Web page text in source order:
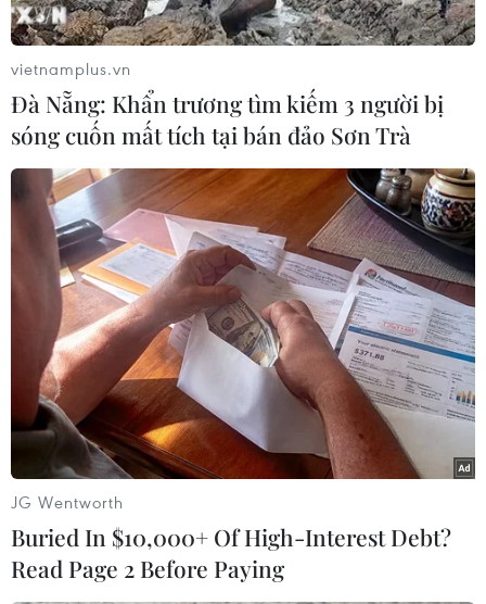
Đan Mạch - Bồ Đào Nha
Na Uy - Síp
1h15
Thụy Điển - Hà Lan
Slovenia - Serbia
2:00
Pháp - Bosnia & Herzegovina
Huy Anh (Vietnam+)
vietnamplus.vn
Đà Nẵng: Khẩn trương tìm kiếm 3 người bị
sóng cuốn mất tích tại bán đảo Sơn Trà
JG Wentworth
Buried In $10,000+ Of High-Interest Debt?
Read Page 2 Before Paying